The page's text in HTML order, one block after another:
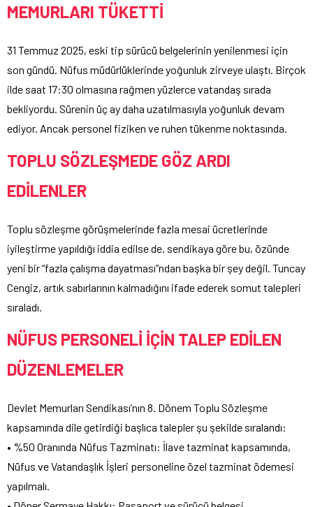
MEMURLARI TÜKETTİ
31 Temmuz 2025, eski tip sürücü belgelerinin yenilenmesi için
son gündü. Nüfus müdürlüklerinde yoğunluk zirveye ulaştı. Birçok
ilde saat 17:30 olmasına rağmen yüzlerce vatandaş sırada
bekliyordu. Sürenin üç ay daha uzatılmasıyla yoğunluk devam
ediyor. Ancak personel fiziken ve ruhen tükenme noktasında.
TOPLU SÖZLEŞMEDE GÖZ ARDI
EDİLENLER
Toplu sözleşme görüşmelerinde fazla mesai ücretlerinde
iyileştirme yapıldığı iddia edilse de, sendikaya göre bu, özünde
yeni bir “fazla çalışma dayatması”ndan başka bir şey değil. Tuncay
Cengiz, artık sabırlarının kalmadığını ifade ederek somut talepleri
sıraladı.
NÜFUS PERSONELİ İÇİN TALEP EDİLEN
DÜZENLEMELER
Devlet Memurları Sendikası’nın 8. Dönem Toplu Sözleşme
kapsamında dile getirdiği başlıca talepler şu şekilde sıralandı:
• %50 Oranında Nüfus Tazminatı: İlave tazminat kapsamında,
Nüfus ve Vatandaşlık İşleri personeline özel tazminat ödemesi
yapılmalı.